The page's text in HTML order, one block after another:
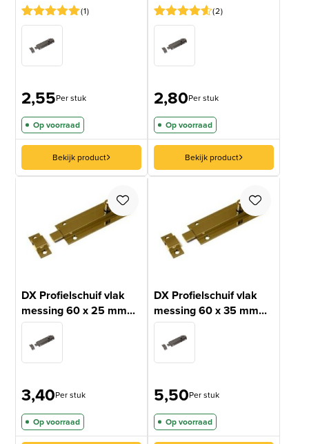
Gewaardeerd
op 5
gebaseerd
1
1
2,55Per stuk
Op voorraad
Bekijk product
Gewaardeerd
op 5
gebaseerd
2
2
2,80Per stuk
Op voorraad
Bekijk product
DX Profielschuif vlak
messing 60 x 25 mm...
3,40Per stuk
Op voorraad
DX Profielschuif vlak
messing 60 x 35 mm...
5,50Per stuk
Op voorraad